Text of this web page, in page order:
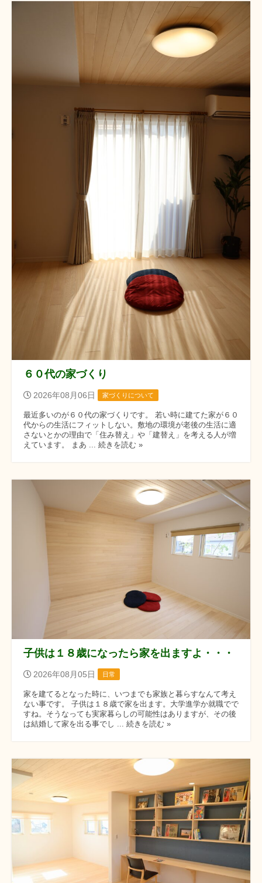
６０代の家づくり
2026年08月06日 家づくりについて
最近多いのが６０代の家づくりです。 若い時に建てた家が６０
代からの生活にフィットしない。敷地の環境が老後の生活に適
さないとかの理由で「住み替え」や「建替え」を考える人が増
えています。 まあ ... 続きを読む »
子供は１８歳になったら家を出ますよ・・・
2026年08月05日 日常
家を建てるとなった時に、いつまでも家族と暮らすなんて考え
ない事です。 子供は１８歳で家を出ます。大学進学か就職でで
すね。そうなっても実家暮らしの可能性はありますが、その後
は結婚して家を出る事でし ... 続きを読む »